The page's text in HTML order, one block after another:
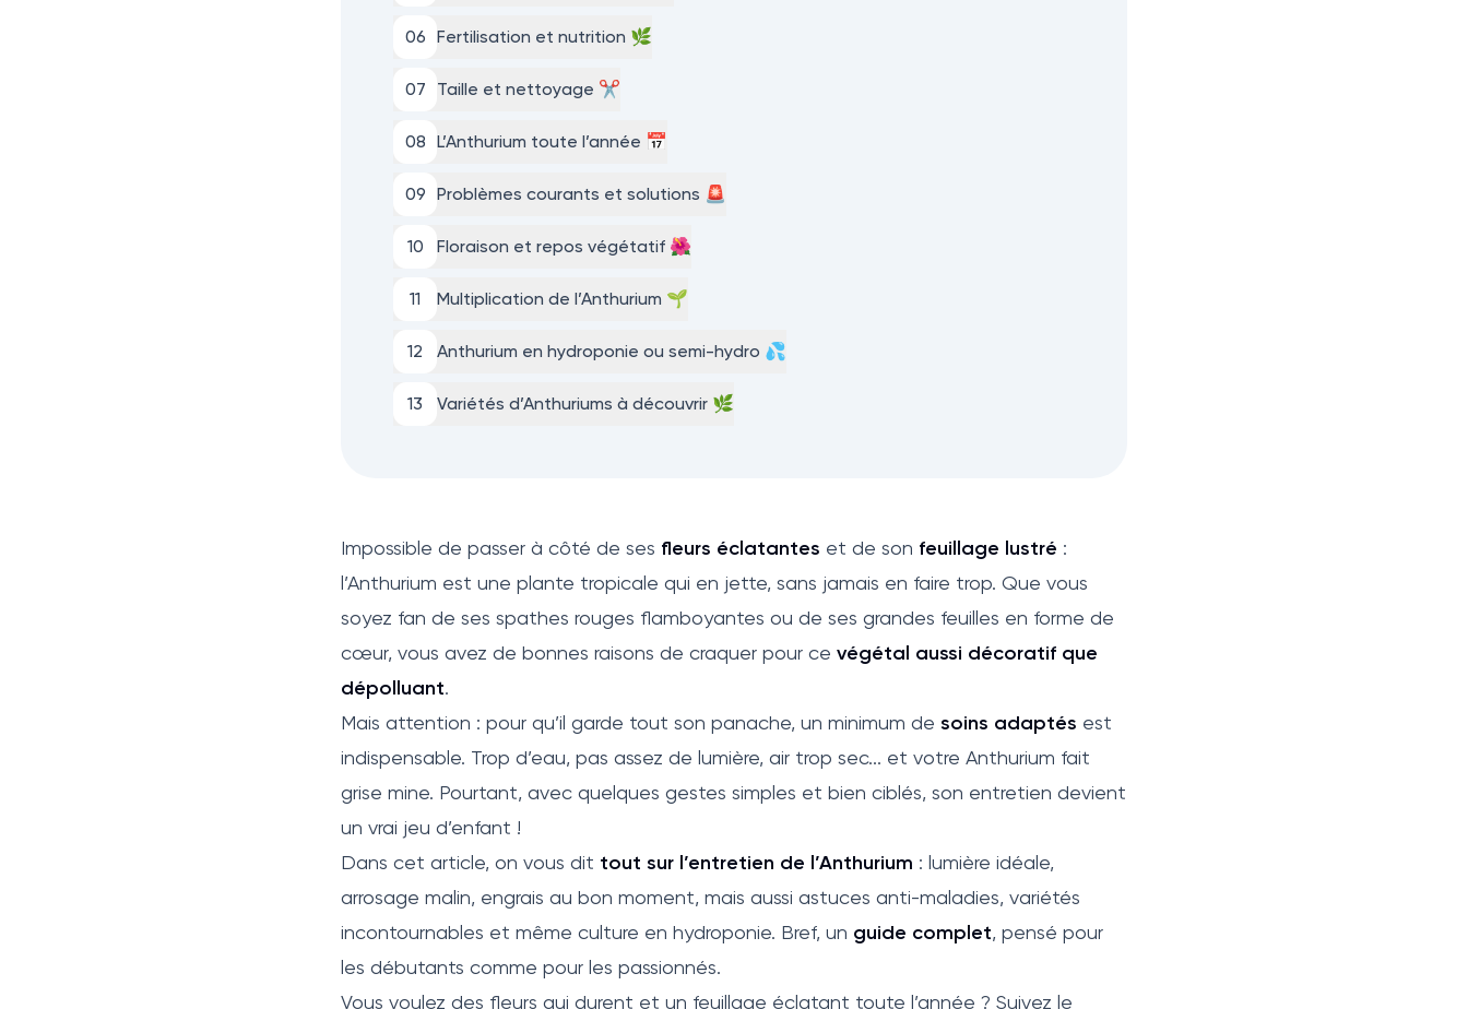
06 Fertilisation et nutrition 🌿
07 Taille et nettoyage ✂️
08 L’Anthurium toute l’année 📅
09 Problèmes courants et solutions 🚨
10 Floraison et repos végétatif 🌺
11 Multiplication de l’Anthurium 🌱
12 Anthurium en hydroponie ou semi-hydro 💦
13 Variétés d’Anthuriums à découvrir 🌿
Impossible de passer à côté de ses fleurs éclatantes et de son feuillage lustré :
l’Anthurium est une plante tropicale qui en jette, sans jamais en faire trop. Que vous
soyez fan de ses spathes rouges flamboyantes ou de ses grandes feuilles en forme de
cœur, vous avez de bonnes raisons de craquer pour ce végétal aussi décoratif que
dépolluant.
Mais attention : pour qu’il garde tout son panache, un minimum de soins adaptés est
indispensable. Trop d’eau, pas assez de lumière, air trop sec... et votre Anthurium fait
grise mine. Pourtant, avec quelques gestes simples et bien ciblés, son entretien devient
un vrai jeu d’enfant !
Dans cet article, on vous dit tout sur l’entretien de l’Anthurium : lumière idéale,
arrosage malin, engrais au bon moment, mais aussi astuces anti-maladies, variétés
incontournables et même culture en hydroponie. Bref, un guide complet, pensé pour
les débutants comme pour les passionnés.
Vous voulez des fleurs qui durent et un feuillage éclatant toute l’année ? Suivez le